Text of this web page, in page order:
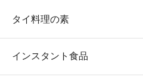
タイ料理の素
インスタント食品